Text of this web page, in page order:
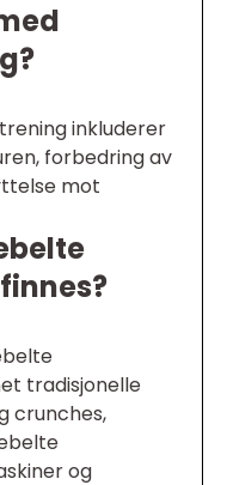
inkluderer
forbedring av
mot
tradisjonelle
crunches,
og